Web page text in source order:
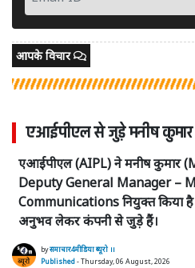
आपके विचार
एआईपीएल से जुड़े मनीष कुमार
एआईपीएल (AIPL) ने मनीष कुमार
Deputy General Manager –
Communications नियुक्त किया
अनुभव लेकर कंपनी से जुड़े हैं।
byसमाचार4मीडिया ब्यूरो ।।
Published- Thursday, 06 August, 2026